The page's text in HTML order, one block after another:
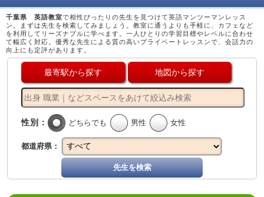
千葉県 英語教室で相性ぴったりの先生を見つけて英語マンツーマンレッス
ン。まずは先生を検索してみましょう。教室に通うよりも手軽に、カフェなど
を利用してリーズナブルに学べます。一人ひとりの学習目標やレベルに合わせ
て幅広く対応。優秀な先生による質の高いプライベートレッスンで、会話力の
向上にも定評があります。
最寄駅から探す 地図から探す
性別： どちらでも 男性 女性
都道府県：
先生を検索